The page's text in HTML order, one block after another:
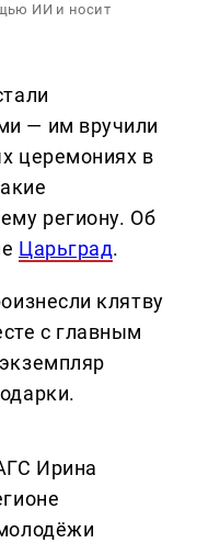
ИИ и носит
— им вручили
церемониях в
региону. Об
Царьград.
клятву
с главным
Ирина